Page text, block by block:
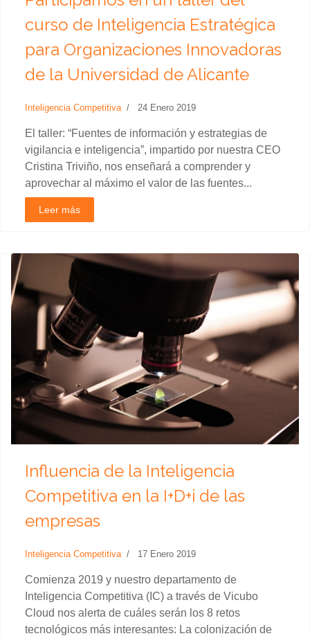
curso de Inteligencia Estratégica
para Organizaciones Innovadoras
de la Universidad de Alicante
Inteligencia Competitiva 24 Enero 2019
El taller: “Fuentes de información y estrategias de
vigilancia e inteligencia”, impartido por nuestra CEO
Cristina Triviño, nos enseñará a comprender y
aprovechar al máximo el valor de las fuentes...
Leer más
Influencia de la Inteligencia
Competitiva en la I+D+i de las
empresas
Inteligencia Competitiva 17 Enero 2019
Comienza 2019 y nuestro departamento de
Inteligencia Competitiva (IC) a través de Vicubo
Cloud nos alerta de cuáles serán los 8 retos
tecnológicos más interesantes: La colonización de